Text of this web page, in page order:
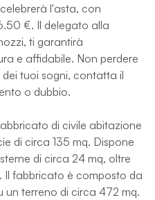
l'asta, con
€. Il delegato alla
ti garantirà
e affidabile. Non perdere
tuoi sogni, contatta il
o dubbio.
di civile abitazione
di circa 135 mq. Dispone
di circa 24 mq, oltre
Il fabbricato è composto da
un terreno di circa 472 mq.